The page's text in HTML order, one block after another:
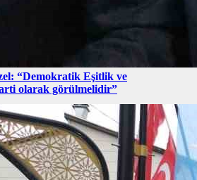
“Demokratik Eşitlik ve
olarak görülmelidir”